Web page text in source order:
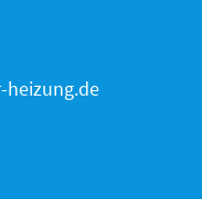
heizung.de